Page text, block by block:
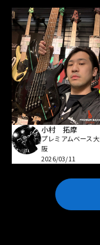
小村 拓摩
プレミアムベース大
阪
2026/03/11